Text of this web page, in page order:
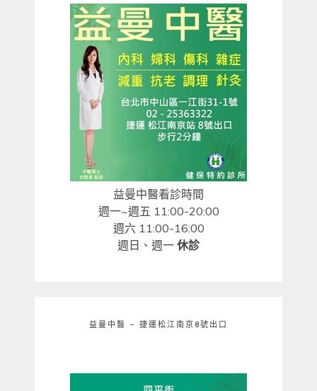
益曼中醫看診時間
週一~週五 11:00-20:00
週六 11:00-16:00
週日、週一 休診
益曼中醫 – 捷運松江南京8號出口